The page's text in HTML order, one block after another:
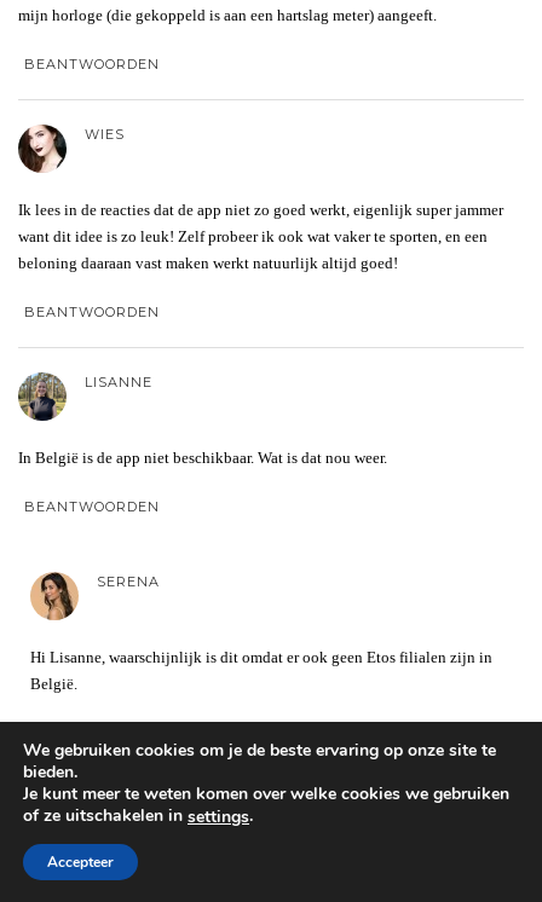
mijn horloge (die gekoppeld is aan een hartslag meter) aangeeft.
BEANTWOORDEN
WIES
Ik lees in de reacties dat de app niet zo goed werkt, eigenlijk super jammer
want dit idee is zo leuk! Zelf probeer ik ook wat vaker te sporten, en een
beloning daaraan vast maken werkt natuurlijk altijd goed!
BEANTWOORDEN
LISANNE
In België is de app niet beschikbaar. Wat is dat nou weer.
BEANTWOORDEN
SERENA
Hi Lisanne, waarschijnlijk is dit omdat er ook geen Etos filialen zijn in
België.
NG
Dan zou je juist extraverte stappen kunnen maken als je er heen zou
We gebruiken cookies om je de beste ervaring op onze site te
bieden.
Je kunt meer te weten komen over welke cookies we gebruiken
of ze uitschakelen in settings.
Accepteer